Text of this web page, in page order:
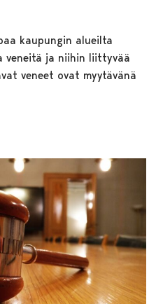
kaupungin alueilta
veneitä ja niihin liittyvää
veneet ovat myytävänä